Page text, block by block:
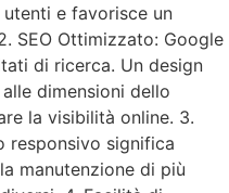
e favorisce un
SEO Ottimizzato: Google
di ricerca. Un design
dimensioni dello
la visibilità online. 3.
responsivo significa
manutenzione di più